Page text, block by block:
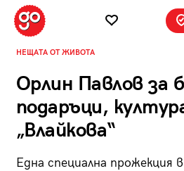
НЕЩАТА ОТ ЖИВОТА
Орлин Павлов за
подаръци,
„Влайкова“
Една специална прожекция